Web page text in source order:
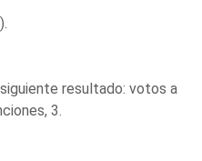
resultado: votos a
3.